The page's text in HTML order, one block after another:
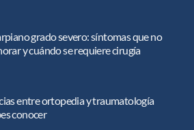
grado severo: síntomas que no
y cuándo se requiere cirugía
entre ortopedia y traumatología
conocer